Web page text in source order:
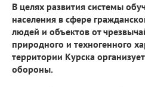
В целях развития системы
населения в сфере
людей и объектов от
природного и техногенного
территории Курска
обороны.